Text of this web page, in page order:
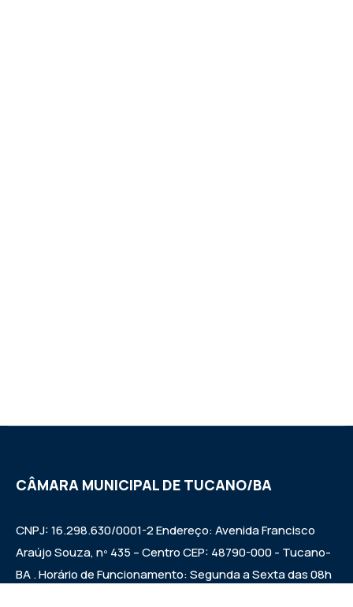
CÂMARA MUNICIPAL DE TUCANO/BA
CNPJ: 16.298.630/0001-2 Endereço: Avenida Francisco
Araújo Souza, nº 435 – Centro CEP: 48790-000 - Tucano-
BA . Horário de Funcionamento: Segunda a Sexta das 08h